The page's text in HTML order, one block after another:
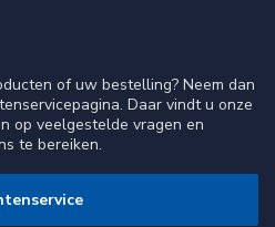
of uw bestelling? Neem dan
Daar vindt u onze
op veelgestelde vragen en
te bereiken.